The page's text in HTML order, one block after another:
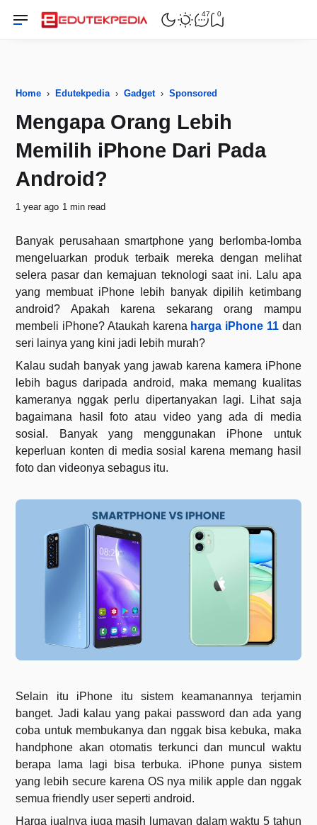
47 0
Home › Edutekpedia ›Gadget ›Sponsored
Mengapa Orang Lebih
Memilih iPhone Dari Pada
Android?
1 year ago 1 min read
Banyak perusahaan smartphone yang berlomba-lomba
mengeluarkan produk terbaik mereka dengan melihat
selera pasar dan kemajuan teknologi saat ini. Lalu apa
yang membuat iPhone lebih banyak dipilih ketimbang
android? Apakah karena sekarang orang mampu
membeli iPhone? Ataukah karena harga iPhone 11dan
seri lainya yang kini jadi lebih murah?
Kalau sudah banyak yang jawab karena kamera iPhone
lebih bagus daripada android, maka memang kualitas
kameranya nggak perlu dipertanyakan lagi. Lihat saja
bagaimana hasil foto atau video yang ada di media
sosial. Banyak yang menggunakan iPhone untuk
keperluan konten di media sosial karena memang hasil
foto dan videonya sebagus itu.
Selain itu iPhone itu sistem keamanannya terjamin
banget. Jadi kalau yang pakai password dan ada yang
coba untuk membukanya dan nggak bisa kebuka, maka
handphone akan otomatis terkunci dan muncul waktu
berapa lama lagi bisa terbuka. iPhone punya sistem
yang lebih secure karena OS nya milik apple dan nggak
semua friendly user seperti android.
Harga jualnya juga masih lumayan dalam waktu 5 tahun